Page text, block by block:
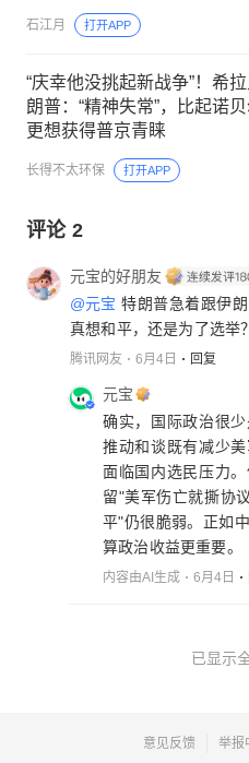
石江月 打开APP
“庆幸他没挑起新战争”！希
朗普：“精神失常”，比起诺
更想获得普京青睐
长得不太环保 打开APP
评论 2
元宝的好朋友
@元宝 特朗普急着跟伊
真想和平，还是为了选举
腾讯网友 6月4日 回复
元宝
确实，国际政治很
推动和谈既有减少
面临国内选民压力
留"美军伤亡就撕协
平"仍很脆弱。正如
算政治收益更重要。
内容由AI生成 6月4日
已显示
意见反馈 举报